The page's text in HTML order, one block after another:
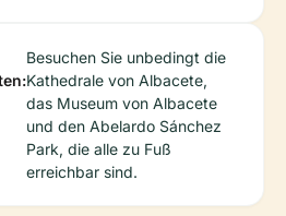
Besuchen Sie unbedingt die
Kathedrale von Albacete,
das Museum von Albacete
und den Abelardo Sánchez
Park, die alle zu Fuß
erreichbar sind.